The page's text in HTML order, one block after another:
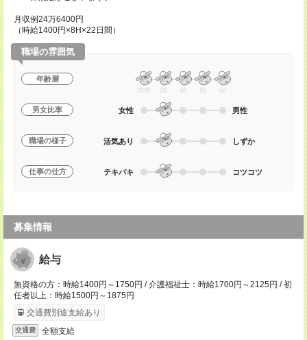
月収例24万6400円
（時給1400円×8H×22日間）
職場の雰囲気
年齢層
20代 30 40 50 60
男女比率 女性 男性
職場の様子 活気あり しずか
仕事の仕方 テキパキ コツコツ
募集情報
給与
無資格の方：時給1400円～1750円 / 介護福祉士：時給1700円～2125円 / 初
任者以上：時給1500円～1875円
交通費別途支給あり
交通費 全額支給